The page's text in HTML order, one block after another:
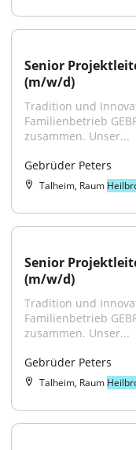
Senior
(m/w/d)
Tradition und
Familienbetrieb
zusammen. Unser...
Gebrüder Peters
Talheim, Raum
Senior
(m/w/d)
Tradition und
Familienbetrieb
zusammen. Unser...
Gebrüder Peters
Talheim, Raum